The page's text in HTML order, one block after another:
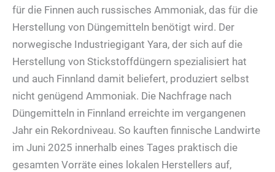
für die Finnen auch russisches Ammoniak, das für die
Herstellung von Düngemitteln benötigt wird. Der
norwegische Industriegigant Yara, der sich auf die
Herstellung von Stickstoffdüngern spezialisiert hat
und auch Finnland damit beliefert, produziert selbst
nicht genügend Ammoniak. Die Nachfrage nach
Düngemitteln in Finnland erreichte im vergangenen
Jahr ein Rekordniveau. So kauften finnische Landwirte
im Juni 2025 innerhalb eines Tages praktisch die
gesamten Vorräte eines lokalen Herstellers auf,